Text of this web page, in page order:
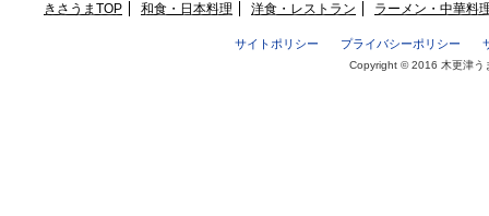
きさうまTOP 和食・日本料理 洋食・レストラン ラーメン・中華料
サイトポリシー プライバシーポリシー
Copyright © 2016 木更津